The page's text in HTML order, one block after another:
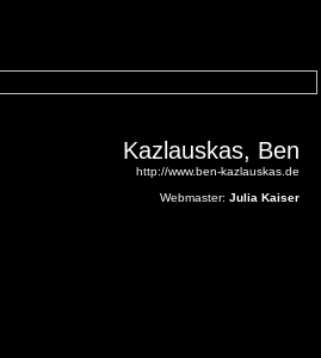
Kazlauskas, Ben
http://www.ben-kazlauskas.de
Webmaster: Julia Kaiser